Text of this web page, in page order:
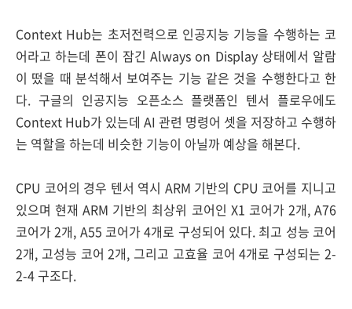
Context Hub는 초저전력으로 인공지능 기능을 수행하는 코
어라고 하는데 폰이 잠긴 Always on Display 상태에서 알람
이 떴을 때 분석해서 보여주는 기능 같은 것을 수행한다고 한
다. 구글의 인공지능 오픈소스 플랫폼인 텐서 플로우에도
Context Hub가 있는데 AI 관련 명령어 셋을 저장하고 수행하
는 역할을 하는데 비슷한 기능이 아닐까 예상을 해본다.
CPU 코어의 경우 텐서 역시 ARM 기반의 CPU 코어를 지니고
있으며 현재 ARM 기반의 최상위 코어인 X1 코어가 2개, A76
코어가 2개, A55 코어가 4개로 구성되어 있다. 최고 성능 코어
2개, 고성능 코어 2개, 그리고 고효율 코어 4개로 구성되는 2-
2-4 구조다.